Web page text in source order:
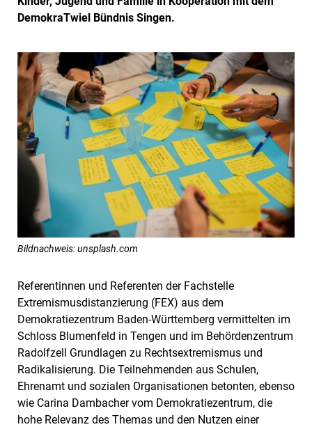
DemokraTwiel Bündnis Singen.
Bildnachweis: unsplash.com
Referentinnen und Referenten der Fachstelle
Extremismusdistanzierung (FEX) aus dem
Demokratiezentrum Baden-Württemberg vermittelten im
Schloss Blumenfeld in Tengen und im Behördenzentrum
Radolfzell Grundlagen zu Rechtsextremismus und
Radikalisierung. Die Teilnehmenden aus Schulen,
Ehrenamt und sozialen Organisationen betonten, ebenso
wie Carina Dambacher vom Demokratiezentrum, die
hohe Relevanz des Themas und den Nutzen einer